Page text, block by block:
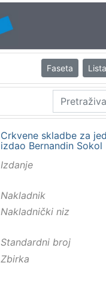
Faseta Lista
Crkvene skladbe za
izdao Bernandin Sokol
Izdanje
Nakladnik
Nakladnički niz
Standardni broj
Zbirka